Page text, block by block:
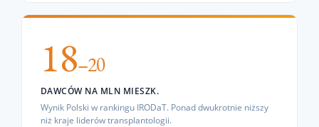
18–20
DAWCÓW NA MLN MIESZK.
Wynik Polski w rankingu IRODaT. Ponad dwukrotnie niższy
niż kraje liderów transplantologii.